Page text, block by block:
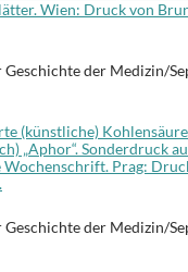
Wien: Druck von
der Medizin/
(künstliche)
„Aphor“. Sonderdruck
Wochenschrift. Prag:
der Medizin/